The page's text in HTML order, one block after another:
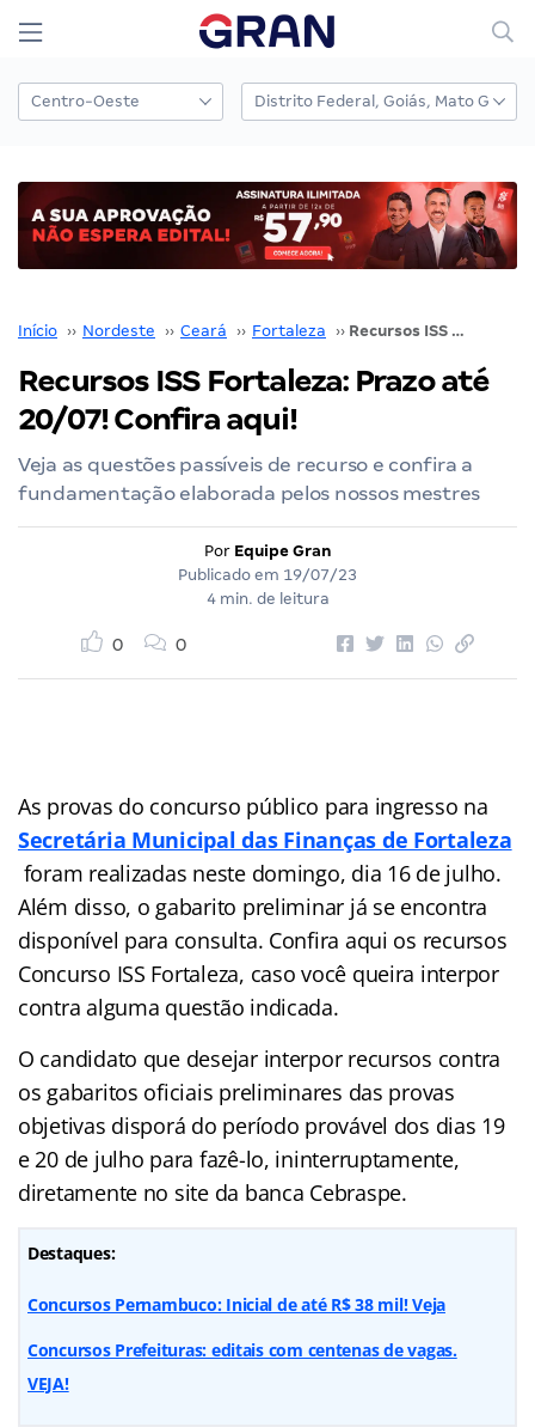
Início ›› Nordeste ›› Ceará ›› Fortaleza ›› Recursos ISS Fortaleza: Prazo até 20/07! Confira aqui!
Recursos ISS Fortaleza: Prazo até
20/07! Confira aqui!
Veja as questões passíveis de recurso e confira a
fundamentação elaborada pelos nossos mestres
Por Equipe Gran
Publicado em 19/07/23
4 min. de leitura
0 0
As provas do concurso público para ingresso na
Secretária Municipal das Finanças de Fortaleza
foram realizadas neste domingo, dia 16 de julho.
Além disso, o gabarito preliminar já se encontra
disponível para consulta. Confira aqui os recursos
Concurso ISS Fortaleza, caso você queira interpor
contra alguma questão indicada.
O candidato que desejar interpor recursos contra
os gabaritos oficiais preliminares das provas
objetivas disporá do período provável dos dias 19
e 20 de julho para fazê-lo, ininterruptamente,
diretamente no site da banca Cebraspe.
Destaques:
Concursos Pernambuco: Inicial de até R$ 38 mil! Veja
Concursos Prefeituras: editais com centenas de vagas.
VEJA!